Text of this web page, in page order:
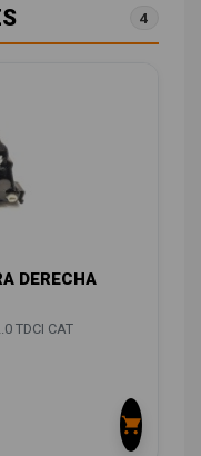
4
DERECHA
TDCI CAT